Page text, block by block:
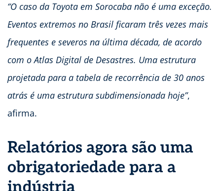
“O caso da Toyota em Sorocaba não é uma exceção.
Eventos extremos no Brasil ficaram três vezes mais
frequentes e severos na última década, de acordo
com o Atlas Digital de Desastres. Uma estrutura
projetada para a tabela de recorrência de 30 anos
atrás é uma estrutura subdimensionada hoje”,
afirma.
Relatórios agora são uma
obrigatoriedade para a
indústria